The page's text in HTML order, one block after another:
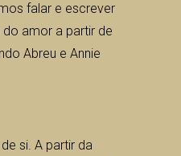
falar e escrever
amor a partir de
Abreu e Annie
si. A partir da